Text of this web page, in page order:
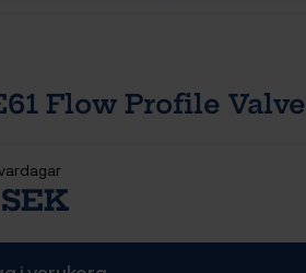
Flow Profile Valve